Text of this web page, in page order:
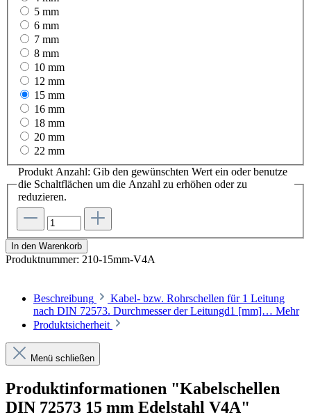
5 mm
6 mm
7 mm
8 mm
10 mm
12 mm
15 mm
16 mm
18 mm
20 mm
22 mm
Produkt Anzahl: Gib den gewünschten Wert ein oder benutze
die Schaltflächen um die Anzahl zu erhöhen oder zu
reduzieren.
In den Warenkorb
Produktnummer: 210-15mm-V4A
Beschreibung
Kabel- bzw. Rohrschellen für 1 Leitung
nach DIN 72573. Durchmesser der Leitungd1 [mm]… Mehr
Produktsicherheit
Menü schließen
Produktinformationen "Kabelschellen
DIN 72573 15 mm Edelstahl V4A"